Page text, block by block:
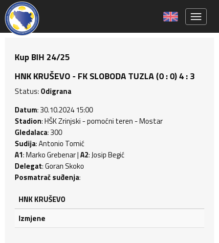
Kup BIH 24/25
HNK KRUŠEVO - FK SLOBODA TUZLA (0 : 0) 4 : 3
Status: Odigrana
Datum: 30.10.2024 15:00
Stadion: HŠK Zrinjski - pomoćni teren - Mostar
Gledalaca: 300
Sudija: Antonio Tomić
A1: Marko Grebenar |A2: Josip Begić
Delegat: Goran Skoko
Posmatrač suđenja:
HNK KRUŠEVO
Izmjene